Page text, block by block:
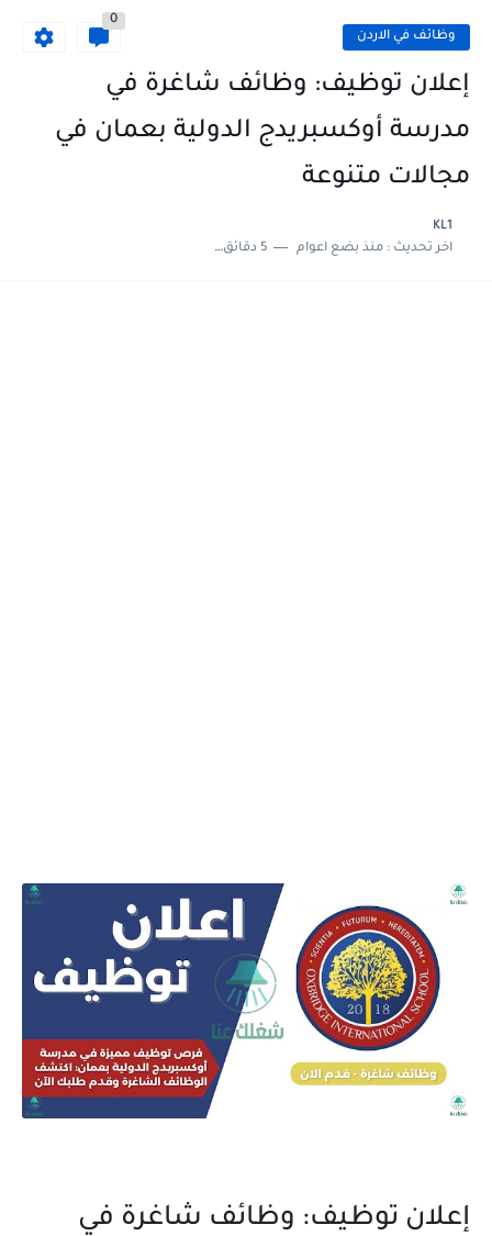
وظائف في الاردن
0
إعلان توظيف: وظائف شاغرة في
مدرسة أوكسبريدج الدولية بعمان في
مجالات متنوعة
KL1
اخر تحديث :منذ بضع اعوام 5 دقائق للقراءة
إعلان توظيف: وظائف شاغرة في